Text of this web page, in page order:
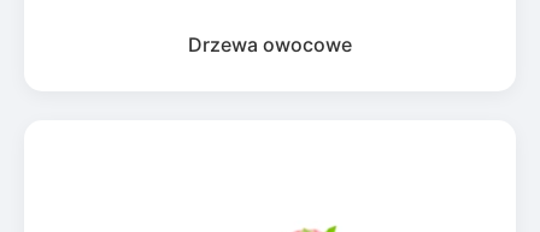
Drzewa owocowe